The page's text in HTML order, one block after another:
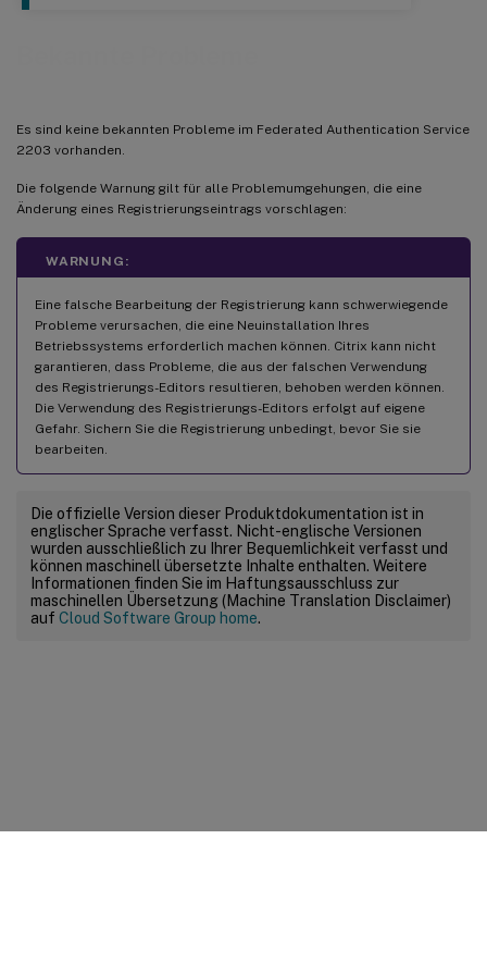
Es sind keine bekannten Probleme im Federated Authentication Service
2203 vorhanden.
Die folgende Warnung gilt für alle Problemumgehungen, die eine
Änderung eines Registrierungseintrags vorschlagen:
WARNUNG:
Eine falsche Bearbeitung der Registrierung kann schwerwiegende
Probleme verursachen, die eine Neuinstallation Ihres
Betriebssystems erforderlich machen können. Citrix kann nicht
garantieren, dass Probleme, die aus der falschen Verwendung
des Registrierungs-Editors resultieren, behoben werden können.
Die Verwendung des Registrierungs-Editors erfolgt auf eigene
Gefahr. Sichern Sie die Registrierung unbedingt, bevor Sie sie
bearbeiten.
Die offizielle Version dieser Produktdokumentation ist in
englischer Sprache verfasst. Nicht-englische Versionen
wurden ausschließlich zu Ihrer Bequemlichkeit verfasst und
können maschinell übersetzte Inhalte enthalten. Weitere
Informationen finden Sie im Haftungsausschluss zur
maschinellen Übersetzung (Machine Translation Disclaimer)
auf Cloud Software Group home.